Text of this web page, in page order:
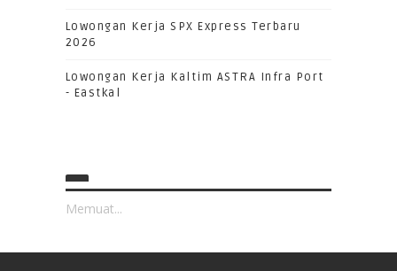
Lowongan Kerja SPX Express Terbaru
2026
Lowongan Kerja Kaltim ASTRA Infra Port
- Eastkal
Memuat...